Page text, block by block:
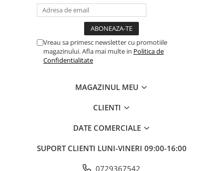
Vreau sa primesc newsletter cu promotiile
magazinului. Afla mai multe in Politica de
Confidentialitate
MAGAZINUL MEU
CLIENTI
DATE COMERCIALE
SUPORT CLIENTI LUNI-VINERI 09:00-16:00
0729367542